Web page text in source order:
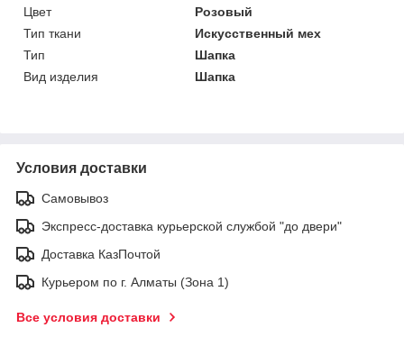
Цвет
Розовый
Тип ткани
Искусственный мех
Тип
Шапка
Вид изделия
Шапка
Условия доставки
Самовывоз
Экспресс-доставка курьерской службой "до двери"
Доставка КазПочтой
Курьером по г. Алматы (Зона 1)
Все условия доставки